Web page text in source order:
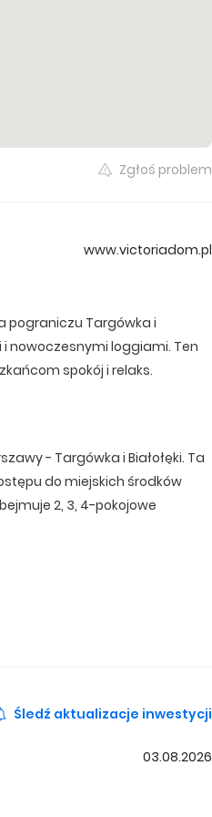
Zgłoś problem
www.victoriadom.pl
pograniczu Targówka i
nowoczesnymi loggiami. Ten
spokój i relaks.
- Targówka i Białołęki. Ta
do miejskich środków
2, 3, 4-pokojowe
zaledwie około 20 minut.
pieszo. Do Parku
lub samochodem w 9 minut.
Śledź aktualizacje inwestycji
03.08.2026